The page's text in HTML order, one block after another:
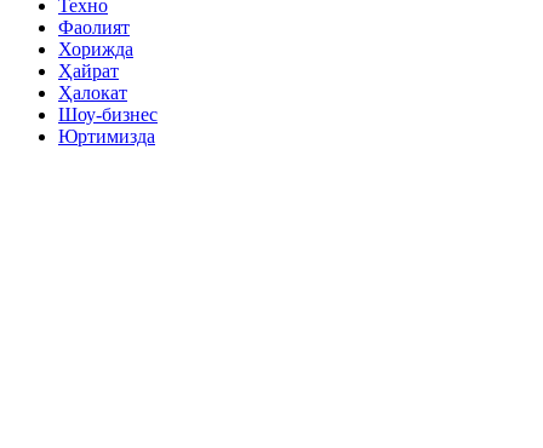
Техно
Фаолият
Хорижда
Ҳайрат
Ҳалокат
Шоу-бизнес
Юртимизда